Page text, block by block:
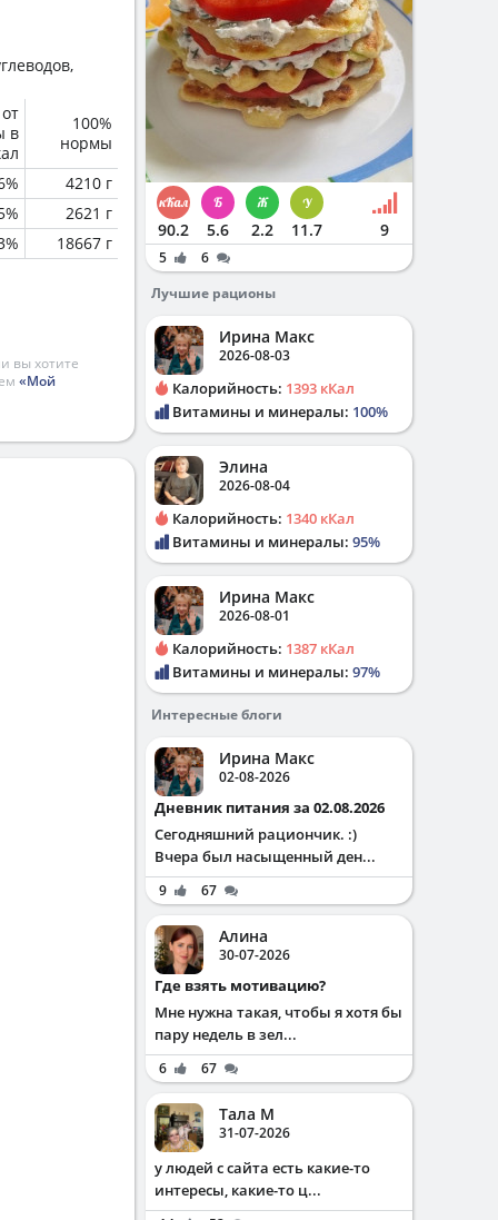
в
100%
нормы
4210 г
2621 г
18667 г
вы хотите
«Мой
90.2 5.6 2.2 11.7 9
5
6
Лучшие рационы
Ирина Макс
2026-08-03
Калорийность: 1393 кКал
Витамины и минералы: 100%
Элина
2026-08-04
Калорийность: 1340 кКал
Витамины и минералы: 95%
Ирина Макс
2026-08-01
Калорийность: 1387 кКал
Витамины и минералы: 97%
Интересные блоги
Ирина Макс
02-08-2026
Дневник питания за 02.08.2026
Сегодняшний рациончик. :)
Вчера был насыщенный ден...
9 67
Алина
30-07-2026
Где взять мотивацию?
Мне нужна такая, чтобы я хотя бы
пару недель в зел...
6 67
Тала М
31-07-2026
у людей с сайта есть какие-то
интересы, какие-то ц...